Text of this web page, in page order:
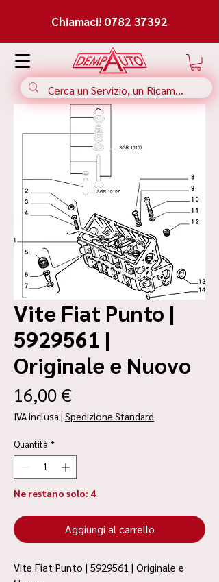
Chiamaci! 0782 37392
Vite Fiat Punto |
5929561 |
Originale e Nuovo
16,00 €Prezzo
IVA inclusa | Spedizione Standard
Quantità *
Ne restano solo: 4
Aggiungi al carrello
Vite Fiat Punto | 5929561 | Originale e